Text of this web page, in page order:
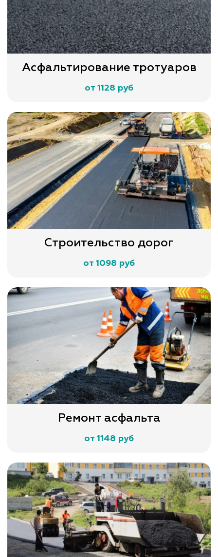
Асфальтирование тротуаров
от 1128 руб
Строительство дорог
от 1098 руб
Ремонт асфальта
от 1148 руб